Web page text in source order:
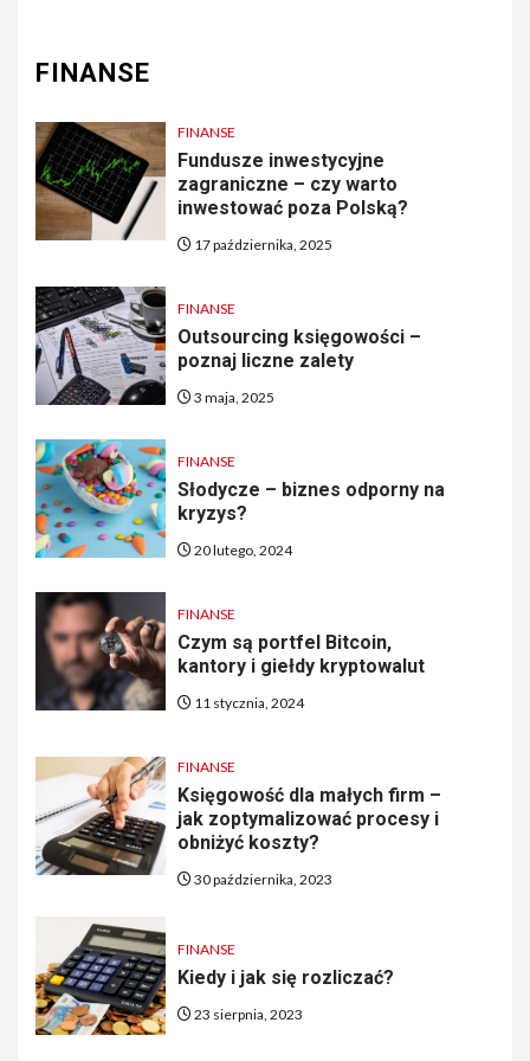
FINANSE
FINANSE
Fundusze inwestycyjne
zagraniczne – czy warto
inwestować poza Polską?
17 października, 2025
FINANSE
Outsourcing księgowości –
poznaj liczne zalety
3 maja, 2025
FINANSE
Słodycze – biznes odporny na
kryzys?
20 lutego, 2024
FINANSE
Czym są portfel Bitcoin,
kantory i giełdy kryptowalut
11 stycznia, 2024
FINANSE
Księgowość dla małych firm –
jak zoptymalizować procesy i
obniżyć koszty?
30 października, 2023
FINANSE
Kiedy i jak się rozliczać?
23 sierpnia, 2023